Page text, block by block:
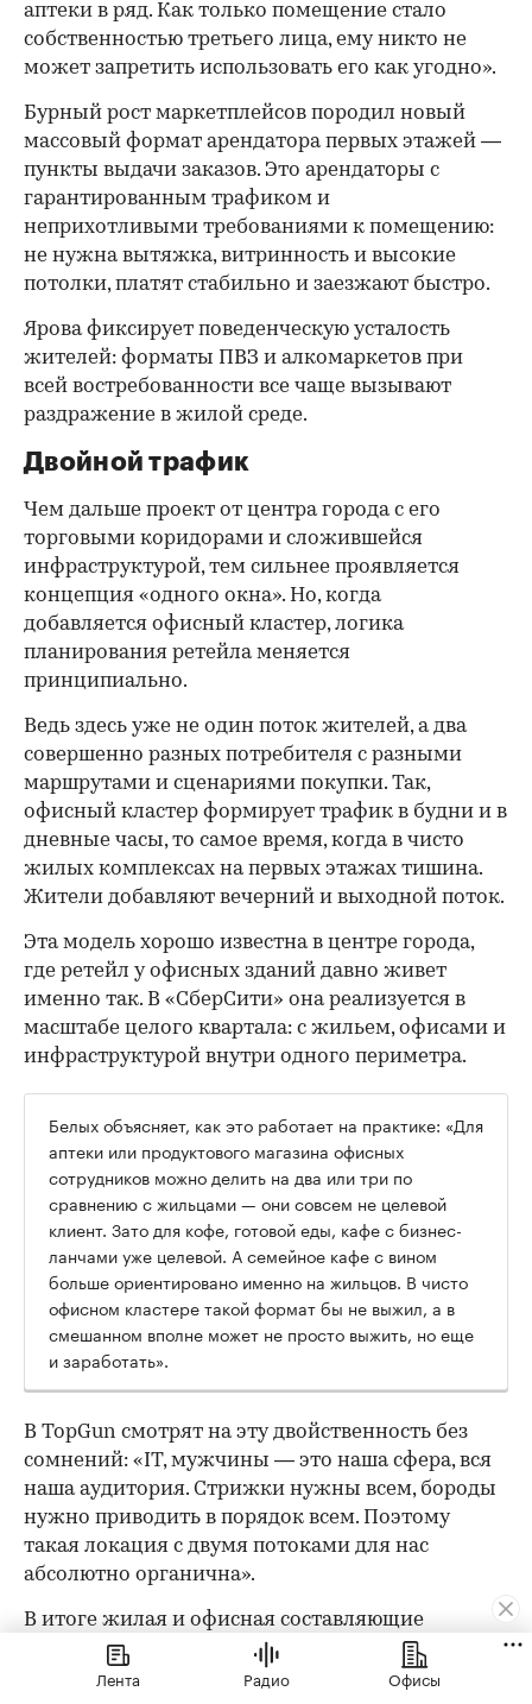
аптеки в ряд. Как только помещение стало
собственностью третьего лица, ему никто не
может запретить использовать его как угодно».
Бурный рост маркетплейсов породил новый
массовый формат арендатора первых этажей —
пункты выдачи заказов. Это арендаторы с
гарантированным трафиком и
неприхотливыми требованиями к помещению:
не нужна вытяжка, витринность и высокие
потолки, платят стабильно и заезжают быстро.
Ярова фиксирует поведенческую усталость
жителей: форматы ПВЗ и алкомаркетов при
всей востребованности все чаще вызывают
раздражение в жилой среде.
Двойной трафик
Чем дальше проект от центра города с его
торговыми коридорами и сложившейся
инфраструктурой, тем сильнее проявляется
концепция «одного окна». Но, когда
добавляется офисный кластер, логика
планирования ретейла меняется
принципиально.
Ведь здесь уже не один поток жителей, а два
совершенно разных потребителя с разными
маршрутами и сценариями покупки. Так,
офисный кластер формирует трафик в будни и в
дневные часы, то самое время, когда в чисто
жилых комплексах на первых этажах тишина.
Жители добавляют вечерний и выходной поток.
Эта модель хорошо известна в центре города,
где ретейл у офисных зданий давно живет
именно так. В «СберСити» она реализуется в
масштабе целого квартала: с жильем, офисами и
инфраструктурой внутри одного периметра.
Белых объясняет, как это работает на практике: «Для
аптеки или продуктового магазина офисных
сотрудников можно делить на два или три по
сравнению с жильцами — они совсем не целевой
клиент. Зато для кофе, готовой еды, кафе с бизнес-
ланчами уже целевой. А семейное кафе с вином
больше ориентировано именно на жильцов. В чисто
офисном кластере такой формат бы не выжил, а в
смешанном вполне может не просто выжить, но еще
и заработать».
В TopGun смотрят на эту двойственность без
сомнений: «IT, мужчины — это наша сфера, вся
наша аудитория. Стрижки нужны всем, бороды
нужно приводить в порядок всем. Поэтому
такая локация с двумя потоками для нас
абсолютно органична».
В итоге жилая и офисная составляющие
дополняют друг друга, давая возможность
открыться арендаторам с разной целевой
Лента Радио Офисы